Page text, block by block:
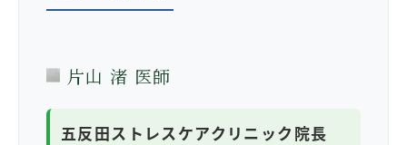
片山 渚 医師
五反田ストレスケアクリニック院長